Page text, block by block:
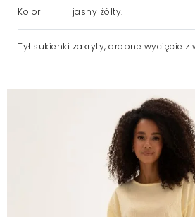
Kolor jasny żółty.
Tył sukienki zakryty, drobne wycięcie z